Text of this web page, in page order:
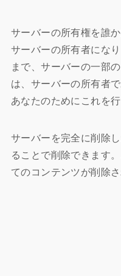
サーバーの所有権を誰
サーバーの所有者になり
まで、サーバーの一部
は、サーバーの所有者
あなたのためにこれを
サーバーを完全に削除
ること で削除できます
てのコンテンツが削除さ